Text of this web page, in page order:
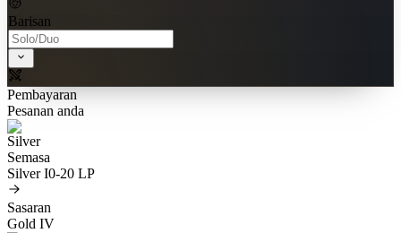
Barisan
Pembayaran
Pesanan anda
Semasa
Silver I0-20 LP
Sasaran
Gold IV